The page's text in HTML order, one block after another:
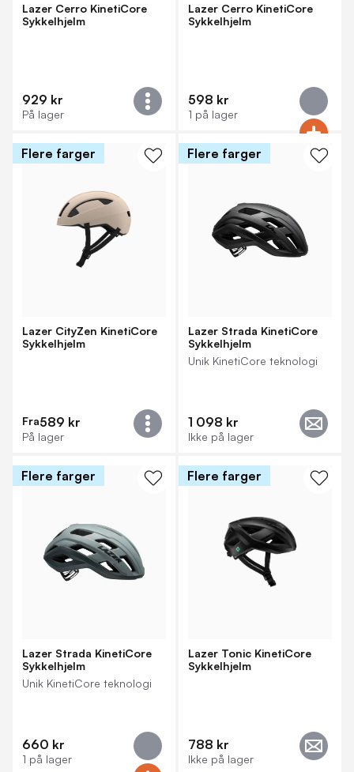
Lazer Cerro KinetiCore
Sykkelhjelm
929 kr
På lager
Lazer Cerro KinetiCore
Sykkelhjelm
598 kr
1 på lager
Flere farger
Lazer CityZen KinetiCore
Sykkelhjelm
Fra589 kr
På lager
Flere farger
Lazer Strada KinetiCore
Sykkelhjelm
Unik KinetiCore teknologi
1 098 kr
Ikke på lager
Flere farger
Lazer Strada KinetiCore
Sykkelhjelm
Unik KinetiCore teknologi
660 kr
1 på lager
Flere farger
Lazer Tonic KinetiCore
Sykkelhjelm
788 kr
Ikke på lager